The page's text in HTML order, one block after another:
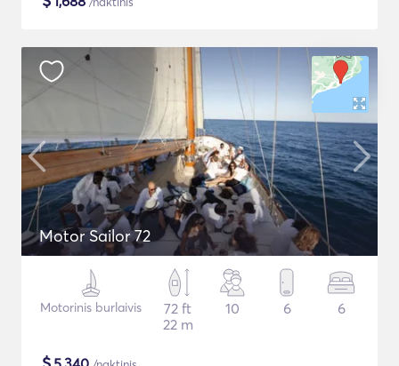
Motor Sailor 72
Motorinis burlaivis
72 ft
22 m
10 6 6